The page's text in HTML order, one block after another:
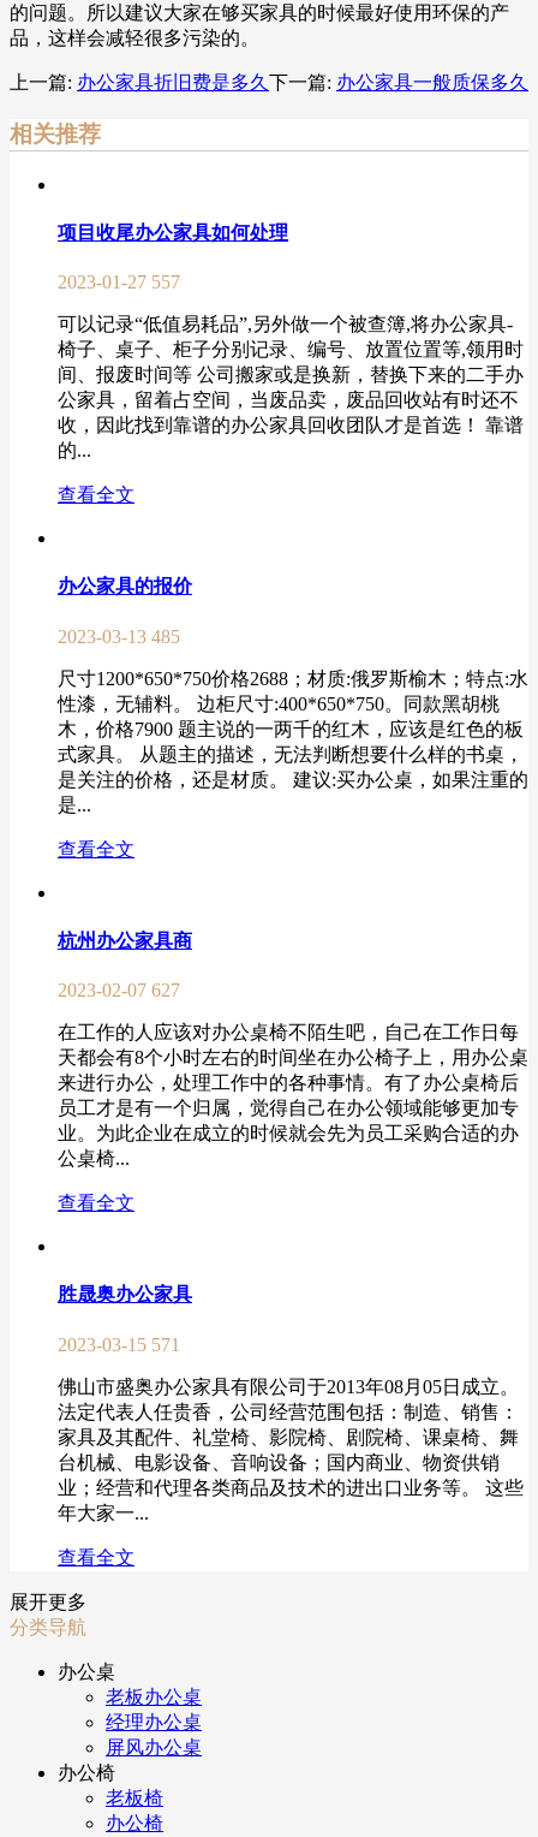
的问题。所以建议大家在够买家具的时候最好使用环保的产
品，这样会减轻很多污染的。
上一篇: 办公家具折旧费是多久 下一篇: 办公家具一般质保多久
相关推荐
项目收尾办公家具如何处理
2023-01-27 557
可以记录“低值易耗品”,另外做一个被查簿,将办公家具-
椅子、桌子、柜子分别记录、编号、放置位置等,领用时
间、报废时间等 公司搬家或是换新，替换下来的二手办
公家具，留着占空间，当废品卖，废品回收站有时还不
收，因此找到靠谱的办公家具回收团队才是首选！ 靠谱
的...
查看全文
办公家具的报价
2023-03-13 485
尺寸1200*650*750价格2688；材质:俄罗斯榆木；特点:水
性漆，无辅料。 边柜尺寸:400*650*750。同款黑胡桃
木，价格7900 题主说的一两千的红木，应该是红色的板
式家具。 从题主的描述，无法判断想要什么样的书桌，
是关注的价格，还是材质。 建议:买办公桌，如果注重的
是...
查看全文
杭州办公家具商
2023-02-07 627
在工作的人应该对办公桌椅不陌生吧，自己在工作日每
天都会有8个小时左右的时间坐在办公椅子上，用办公桌
来进行办公，处理工作中的各种事情。有了办公桌椅后
员工才是有一个归属，觉得自己在办公领域能够更加专
业。为此企业在成立的时候就会先为员工采购合适的办
公桌椅...
查看全文
胜晟奥办公家具
2023-03-15 571
佛山市盛奥办公家具有限公司于2013年08月05日成立。
法定代表人任贵香，公司经营范围包括：制造、销售：
家具及其配件、礼堂椅、影院椅、剧院椅、课桌椅、舞
台机械、电影设备、音响设备；国内商业、物资供销
业；经营和代理各类商品及技术的进出口业务等。 这些
年大家一...
查看全文
展开更多
分类导航
办公桌
老板办公桌
经理办公桌
屏风办公桌
办公椅
老板椅
办公椅